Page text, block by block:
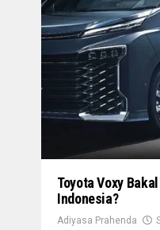
Toyota Voxy
Indonesia?
Adiyasa Prahenda